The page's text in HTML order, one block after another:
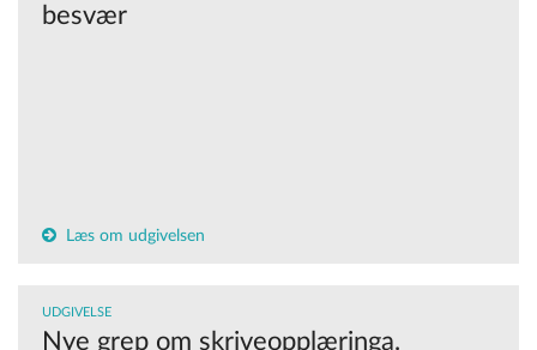
besvær
Læs om udgivelsen
UDGIVELSE
Nye grep om skriveopplæringa.